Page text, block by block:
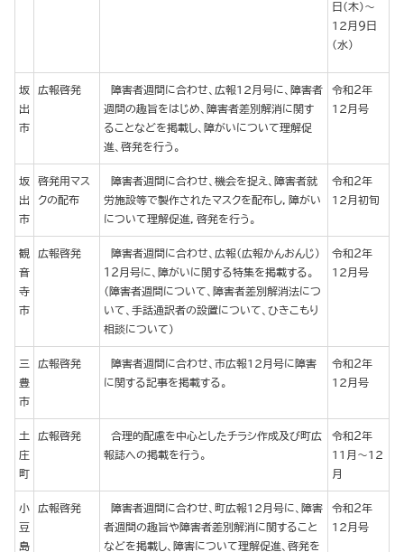
日(木)～
12月９日
(水)
坂
出
市
広報啓発
障害者週間に合わせ、広報12月号に、障害者
週間の趣旨をはじめ、障害者差別解消に関す
ることなどを掲載し、障がいについて理解促
進、啓発を行う。
令和２年
12月号
坂
出
市
啓発用マス
クの配布
障害者週間に合わせ、機会を捉え、障害者就
労施設等で製作されたマスクを配布し，障がい
について理解促進，啓発を行う。
令和２年
12月初旬
観
音
寺
市
広報啓発
障害者週間に合わせ、広報（広報かんおんじ）
１２月号に、障がいに関する特集を掲載する。
（障害者週間について、障害者差別解消法につ
いて、手話通訳者の設置について、ひきこもり
相談について）
令和２年
12月号
三
豊
市
広報啓発
障害者週間に合わせ、市広報12月号に障害
に関する記事を掲載する。
令和２年
12月号
土
庄
町
広報啓発
合理的配慮を中心としたチラシ作成及び町広
報誌への掲載を行う。
令和２年
11月～12
月
小
豆
島
広報啓発
障害者週間に合わせ、町広報12月号に、障害
者週間の趣旨や障害者差別解消に関すること
などを掲載し、障害について理解促進、啓発を
令和２年
12月号